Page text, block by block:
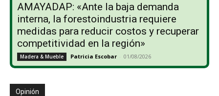
AMAYADAP: «Ante la baja demanda
interna, la forestoindustria requiere
medidas para reducir costos y recuperar
competitividad en la región»
Madera & Mueble Patricia Escobar - 01/08/2026
Opinión